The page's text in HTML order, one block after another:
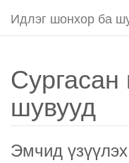
Идлэг шонхор ба
шувууд
Эмчид үзүүлэх